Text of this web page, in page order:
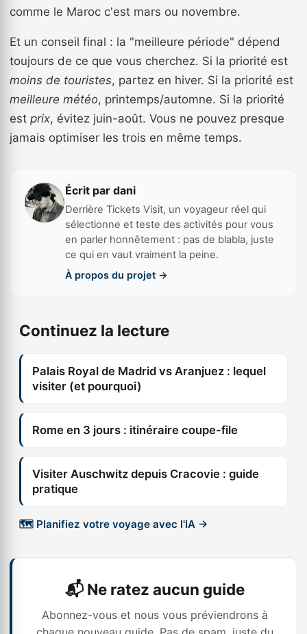
comme le Maroc c'est mars ou novembre.
Et un conseil final : la "meilleure période" dépend
toujours de ce que vous cherchez. Si la priorité est
moins de touristes, partez en hiver. Si la priorité est
meilleure météo, printemps/automne. Si la priorité
est prix, évitez juin-août. Vous ne pouvez presque
jamais optimiser les trois en même temps.
Écrit par dani
Derrière Tickets Visit, un voyageur réel qui
sélectionne et teste des activités pour vous
en parler honnêtement : pas de blabla, juste
ce qui en vaut vraiment la peine.
À propos du projet →
Continuez la lecture
Palais Royal de Madrid vs Aranjuez : lequel
visiter (et pourquoi)
Rome en 3 jours : itinéraire coupe-file
Visiter Auschwitz depuis Cracovie : guide
pratique
🗺️ Planifiez votre voyage avec l'IA →
📬 Ne ratez aucun guide
Abonnez-vous et nous vous préviendrons à